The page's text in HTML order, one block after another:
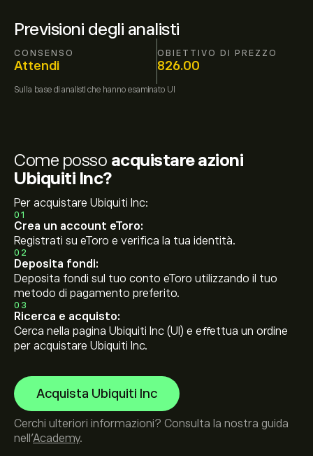
Previsioni degli analisti
CONSENSO
Attendi
OBIETTIVO DI PREZZO
826.00
Sulla base di analisti che hanno esaminato UI
Come posso acquistare azioni
Ubiquiti Inc?
Per acquistare Ubiquiti Inc:
01
Crea un account eToro:
Registrati su eToro e verifica la tua identità.
02
Deposita fondi:
Deposita fondi sul tuo conto eToro utilizzando il tuo
metodo di pagamento preferito.
03
Ricerca e acquisto:
Cerca nella pagina Ubiquiti Inc (UI) e effettua un ordine
per acquistare Ubiquiti Inc.
Acquista Ubiquiti Inc
Cerchi ulteriori informazioni? Consulta la nostra guida
nell’Academy.